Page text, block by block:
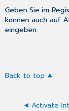
Geben Sie im
können auch auf
eingeben.
Back to top